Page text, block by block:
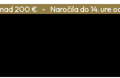
200 € - Naročila do 14. ure